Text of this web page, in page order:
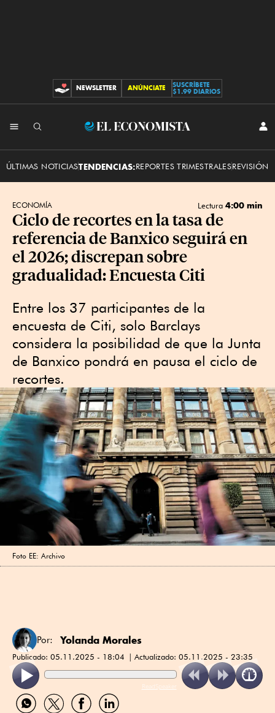
CONTRIBUCIONES
NEWSLETTER ANÚNCIATE
SUSCRÍBETE
$1.99 DIARIOS
El
ÚLTIMAS NOTICIASTENDENCIAS:REPORTES TRIMESTRALESREVISIÓN
ECONOMÍA Lectura 4:00 min
Ciclo de recortes en la tasa de
referencia de Banxico seguirá en
el 2026; discrepan sobre
gradualidad: Encuesta Citi
Entre los 37 participantes de la
encuesta de Citi, solo Barclays
considera la posibilidad de que la Junta
de Banxico pondrá en pausa el ciclo de
recortes.
Foto EE: Archivo
Por: Yolanda Morales
Publicado: 05.11.2025 - 18:04 Actualizado: 05.11.2025 - 23:35
ReadSpeaker
Compartir
por
Compartir
por
Compartir
por
Compartir
por